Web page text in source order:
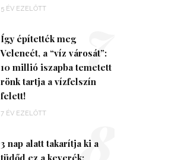
5 ÉV EZELŐTT
Így építették meg
Velencét, a “víz városát”:
10 millió iszapba temetett
rönk tartja a vízfelszín
felett!
7 ÉV EZELŐTT
7
3 nap alatt takarítja ki a
8